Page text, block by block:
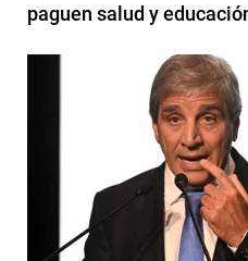
paguen salud y